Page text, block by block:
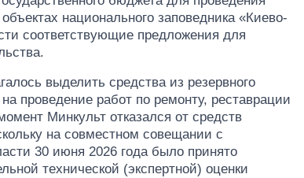
национального заповедника «Киево-
соответствующие предложения для
выделить средства из резервного
проведение работ по ремонту, реставрации
Минкульт отказался от средств
на совместном совещании с
30 июня 2026 года было принято
технической (экспертной) оценки